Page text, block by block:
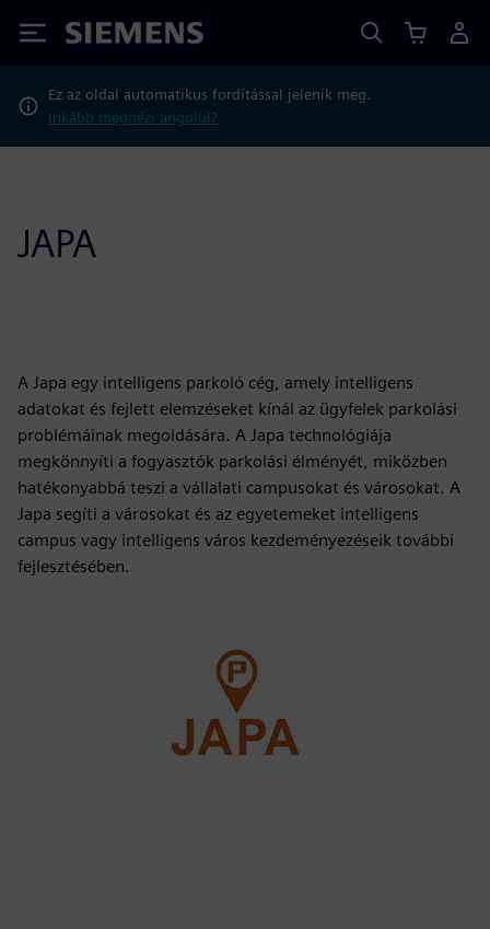
Siemens
Ez az oldal automatikus fordítással jelenik meg.
Inkább megnézi angolul?
JAPA
A Japa egy intelligens parkoló cég, amely intelligens
adatokat és fejlett elemzéseket kínál az ügyfelek parkolási
problémáinak megoldására. A Japa technológiája
megkönnyíti a fogyasztók parkolási élményét, miközben
hatékonyabbá teszi a vállalati campusokat és városokat. A
Japa segíti a városokat és az egyetemeket intelligens
campus vagy intelligens város kezdeményezéseik további
fejlesztésében.